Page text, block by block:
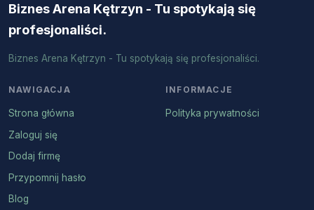
Biznes Arena Kętrzyn - Tu spotykają się
profesjonaliści.
Biznes Arena Kętrzyn - Tu spotykają się profesjonaliści.
NAWIGACJA
Strona główna
Zaloguj się
Dodaj firmę
Przypomnij hasło
Blog
INFORMACJE
Polityka prywatności